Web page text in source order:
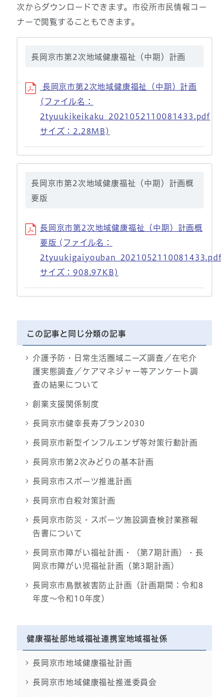
次からダウンロードできます。市役所市民情報コー
ナーで閲覧することもできます。
長岡京市第2次地域健康福祉（中期）計画
長岡京市第2次地域健康福祉（中期）計画
(ファイル名：
2tyuukikeikaku_2021052110081433.pdf
サイズ：2.28MB)
長岡京市第2次地域健康福祉（中期）計画概
要版
長岡京市第2次地域健康福祉（中期）計画概
要版 (ファイル名：
サイズ：908.97KB)
この記事と同じ分類の記事
介護予防・日常生活圏域ニーズ調査／在宅介
護実態調査／ケアマネジャー等アンケート調
査の結果について
創業支援関係制度
長岡京市健幸長寿プラン2030
長岡京市新型インフルエンザ等対策行動計画
長岡京市第2次みどりの基本計画
長岡京市スポーツ推進計画
長岡京市自殺対策計画
長岡京市防災・スポーツ施設調査検討業務報
告書について
長岡京市障がい福祉計画・（第7期計画）・長
岡京市障がい児福祉計画（第3期計画）
長岡京市鳥獣被害防止計画（計画期間：令和8
年度～令和10年度）
健康福祉部地域福祉連携室地域福祉係
長岡京市地域健康福祉計画
長岡京市地域健康福祉推進委員会